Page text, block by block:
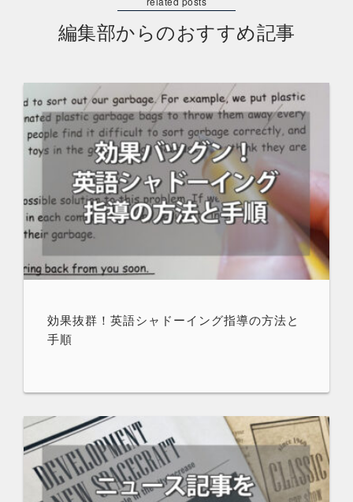
編集部からのおすすめ記事
効果抜群！英語シャドーイング指導の方法と
手順